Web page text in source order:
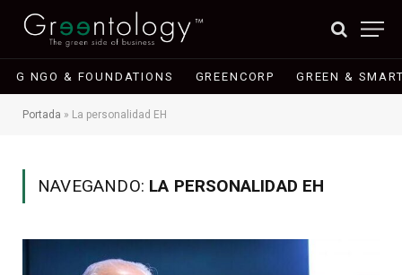
G NGO & FOUNDATIONS GREENCORP GREEN &
Portada » La personalidad EH
NAVEGANDO: LA PERSONALIDAD EH